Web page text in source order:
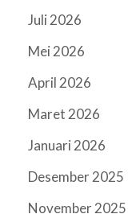
Juli 2026
Mei 2026
April 2026
Maret 2026
Januari 2026
Desember 2025
November 2025